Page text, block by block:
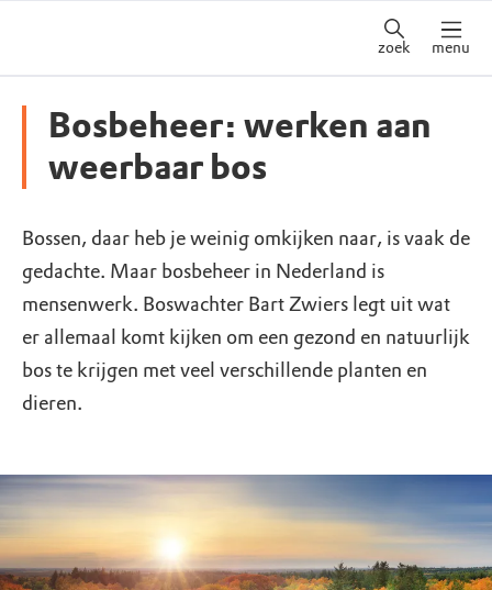
zoek menu
Bosbeheer: werken aan
weerbaar bos
Bossen, daar heb je weinig omkijken naar, is vaak de
gedachte. Maar bosbeheer in Nederland is
mensenwerk. Boswachter Bart Zwiers legt uit wat
er allemaal komt kijken om een gezond en natuurlijk
bos te krijgen met veel verschillende planten en
dieren.